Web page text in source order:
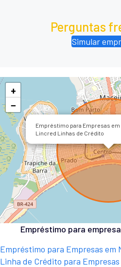
Perguntas
Simular
Empréstimo para Empresas em
Lincred Linhas de Crédito
+
−
Empréstimo para
Empréstimo para Empresas em
Linha de Crédito para